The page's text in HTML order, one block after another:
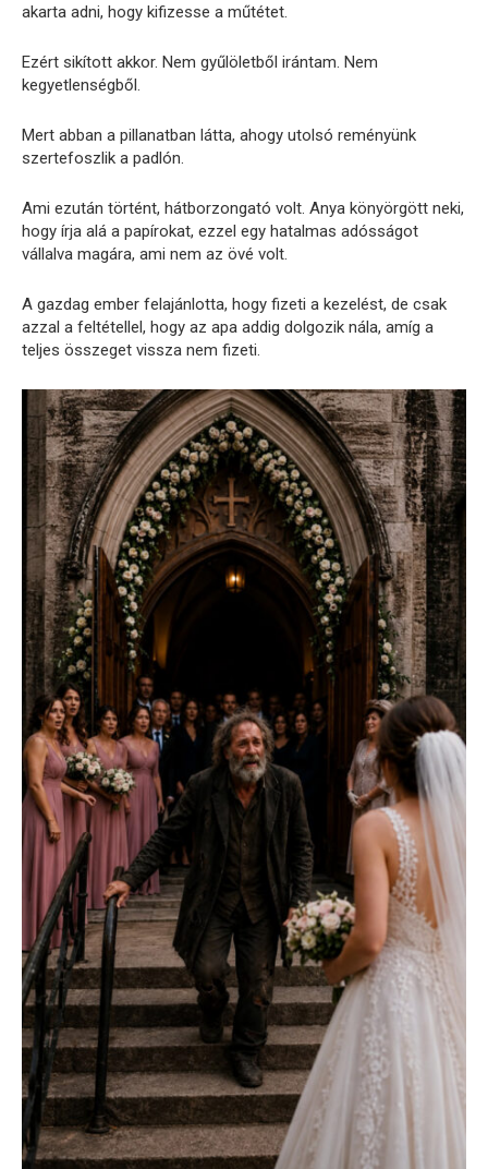
akarta adni, hogy kifizesse a műtétet.
Ezért sikított akkor. Nem gyűlöletből irántam. Nem
kegyetlenségből.
Mert abban a pillanatban látta, ahogy utolsó reményünk
szertefoszlik a padlón.
Ami ezután történt, hátborzongató volt. Anya könyörgött neki,
hogy írja alá a papírokat, ezzel egy hatalmas adósságot
vállalva magára, ami nem az övé volt.
A gazdag ember felajánlotta, hogy fizeti a kezelést, de csak
azzal a feltétellel, hogy az apa addig dolgozik nála, amíg a
teljes összeget vissza nem fizeti.